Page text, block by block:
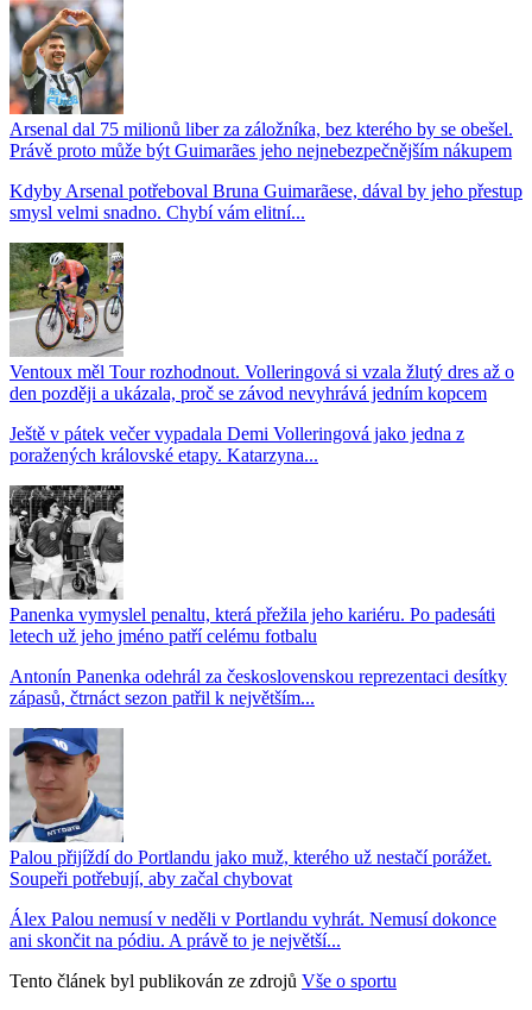
Arsenal dal 75 milionů liber za záložníka, bez kterého by se obešel.
Právě proto může být Guimarães jeho nejnebezpečnějším nákupem
Kdyby Arsenal potřeboval Bruna Guimarãese, dával by jeho přestup
smysl velmi snadno. Chybí vám elitní...
Ventoux měl Tour rozhodnout. Volleringová si vzala žlutý dres až o
den později a ukázala, proč se závod nevyhrává jedním kopcem
Ještě v pátek večer vypadala Demi Volleringová jako jedna z
poražených královské etapy. Katarzyna...
Panenka vymyslel penaltu, která přežila jeho kariéru. Po padesáti
letech už jeho jméno patří celému fotbalu
Antonín Panenka odehrál za československou reprezentaci desítky
zápasů, čtrnáct sezon patřil k největším...
Palou přijíždí do Portlandu jako muž, kterého už nestačí porážet.
Soupeři potřebují, aby začal chybovat
Álex Palou nemusí v neděli v Portlandu vyhrát. Nemusí dokonce
ani skončit na pódiu. A právě to je největší...
Tento článek byl publikován ze zdrojů Vše o sportu